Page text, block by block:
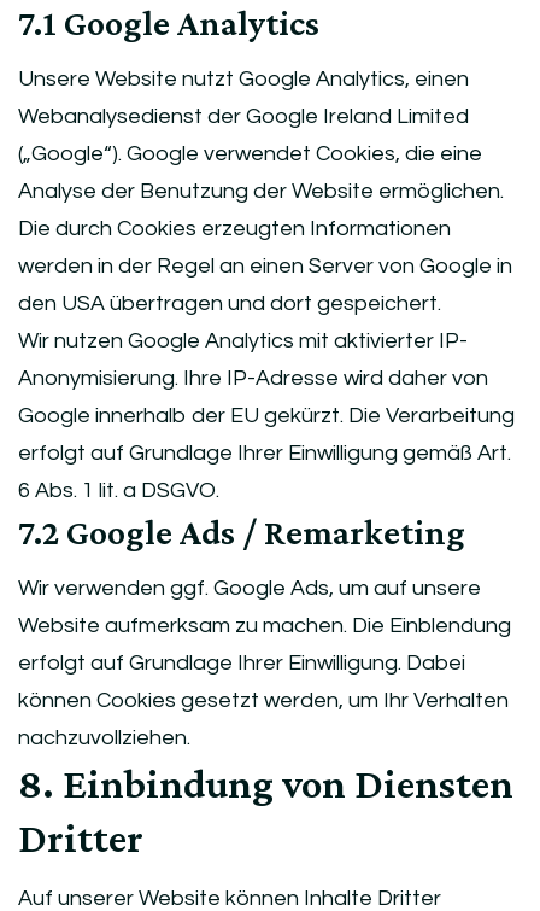
7.1 Google Analytics
Unsere Website nutzt Google Analytics, einen
Webanalysedienst der Google Ireland Limited
(„Google“). Google verwendet Cookies, die eine
Analyse der Benutzung der Website ermöglichen.
Die durch Cookies erzeugten Informationen
werden in der Regel an einen Server von Google in
den USA übertragen und dort gespeichert.
Wir nutzen Google Analytics mit aktivierter IP-
Anonymisierung. Ihre IP-Adresse wird daher von
Google innerhalb der EU gekürzt. Die Verarbeitung
erfolgt auf Grundlage Ihrer Einwilligung gemäß Art.
6 Abs. 1 lit. a DSGVO.
7.2 Google Ads / Remarketing
Wir verwenden ggf. Google Ads, um auf unsere
Website aufmerksam zu machen. Die Einblendung
erfolgt auf Grundlage Ihrer Einwilligung. Dabei
können Cookies gesetzt werden, um Ihr Verhalten
nachzuvollziehen.
8. Einbindung von Diensten
Dritter
Auf unserer Website können Inhalte Dritter